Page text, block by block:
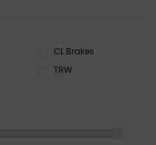
CL Brakes
TRW